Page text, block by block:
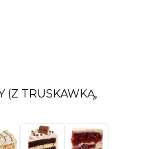
(Z TRUSKAWKĄ,